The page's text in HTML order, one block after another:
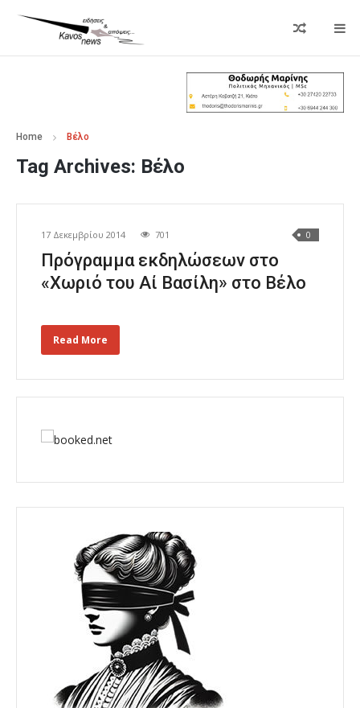
Home Βέλο
Tag Archives: Βέλο
17 Δεκεμβρίου 2014 701 0
Πρόγραμμα εκδηλώσεων στο
«Χωριό του Αί Βασίλη» στο Βέλο
Read More